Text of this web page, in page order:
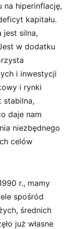
na hiperinflację,
kapitału.
jest silna,
w dodatku
i inwestycji
i rynki
stabilna,
daje nam
niezbędnego
celów
r., mamy
spośród
średnich
już własne